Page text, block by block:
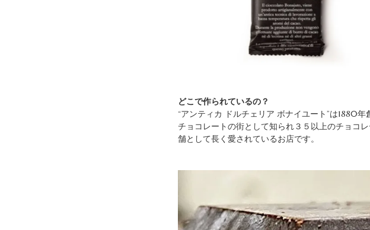
どこで作られているの？
“アンティカ ドルチェリア ボナイユート”は1880
チョコレートの街として知られ３５以上のチョコ
舗として長く愛されているお店です。